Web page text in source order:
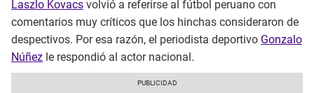
Laszlo Kovacs volvió a referirse al fútbol peruano con
comentarios muy críticos que los hinchas consideraron de
despectivos. Por esa razón, el periodista deportivo Gonzalo
Núñez le respondió al actor nacional.